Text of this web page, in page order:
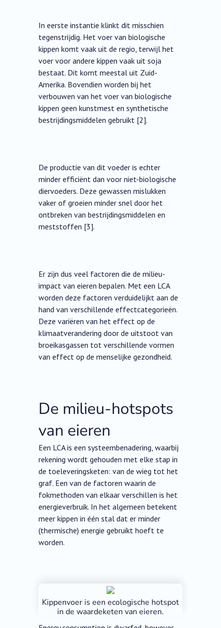
In eerste instantie klinkt dit misschien
tegenstrijdig. Het voer van biologische
kippen komt vaak uit de regio, terwijl het
voer voor andere kippen vaak uit soja
bestaat. Dit komt meestal uit Zuid-
Amerika. Bovendien worden bij het
verbouwen van het voer van biologische
kippen geen kunstmest en synthetische
bestrijdingsmiddelen gebruikt [2].
De productie van dit voeder is echter
minder efficiënt dan voor niet-biologische
diervoeders. Deze gewassen mislukken
vaker of groeien minder snel door het
ontbreken van bestrijdingsmiddelen en
meststoffen [3].
Er zijn dus veel factoren die de milieu-
impact van eieren bepalen. Met een LCA
worden deze factoren verduidelijkt aan de
hand van verschillende effectcategorieën.
Deze variëren van het effect op de
klimaatverandering door de uitstoot van
broeikasgassen tot verschillende vormen
van effect op de menselijke gezondheid.
De milieu-hotspots
van eieren
Een LCA is een systeembenadering, waarbij
rekening wordt gehouden met elke stap in
de toeleveringsketen: van de wieg tot het
graf. Een van de factoren waarin de
fokmethoden van elkaar verschillen is het
energieverbruik. In het algemeen betekent
meer kippen in één stal dat er minder
(thermische) energie gebruikt hoeft te
worden.
Kippenvoer is een ecologische hotspot
in de waardeketen van eieren.